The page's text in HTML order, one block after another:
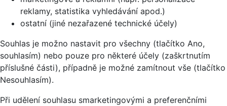
reklamy, statistika vyhledávání apod.)
ostatní (jiné nezařazené technické účely)
Souhlas je možno nastavit pro všechny (tlačítko Ano,
souhlasím) nebo pouze pro některé účely (zaškrtnutím
příslušné části), případně je možné zamítnout vše (tlačítko
Nesouhlasím).
Při udělení souhlasu smarketingovými a preferenčními